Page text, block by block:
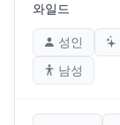
와일드
성인
남성